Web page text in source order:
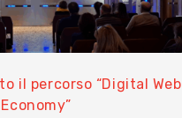
il percorso “Digital Web